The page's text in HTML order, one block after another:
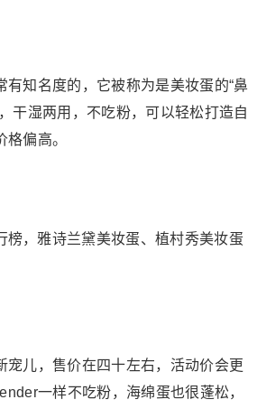
有知名度的，它被称为是美妆蛋的“鼻
干湿两用，不吃粉，可以轻松打造自
偏高。
宠儿，售价在四十左右，活动价会更
一样不吃粉，海绵蛋也很蓬松，